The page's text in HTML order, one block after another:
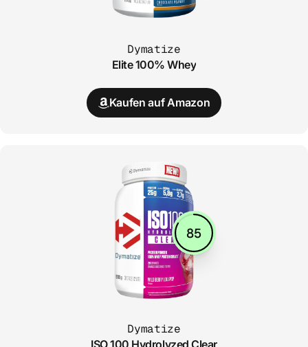
Dymatize
Elite 100% Whey
Kaufen auf Amazon
85
Dymatize